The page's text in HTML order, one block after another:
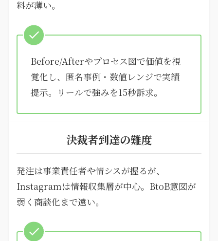
料が薄い。
Before/Afterやプロセス図で価値を視
覚化し、匿名事例・数値レンジで実績
提示。リールで強みを15秒訴求。
決裁者到達の難度
発注は事業責任者や情シスが握るが、
Instagramは情報収集層が中心。BtoB意図が
弱く商談化まで遠い。